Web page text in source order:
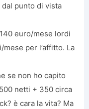
punto di vista
euro/mese lordi
per l’affitto. La
se non ho capito
netti + 350 circa
è cara la vita? Ma